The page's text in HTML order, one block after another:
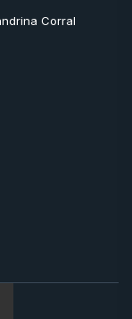
Corral